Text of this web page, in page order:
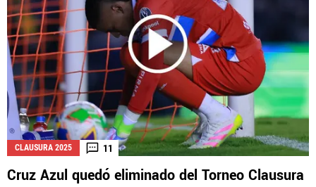
CLAUSURA 2025 11
Cruz Azul quedó eliminado del Torneo Clausura